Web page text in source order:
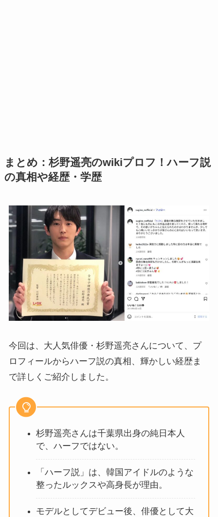
まとめ：杉野遥亮のwikiプロフ！ハーフ説
の真相や経歴・学歴
今回は、大人気俳優・杉野遥亮さんについて、プ
ロフィールからハーフ説の真相、輝かしい経歴ま
で詳しくご紹介しました。
杉野遥亮さんは千葉県出身の純日本人
で、ハーフではない。
「ハーフ説」は、韓国アイドルのような
整ったルックスや高身長が理由。
モデルとしてデビュー後、俳優として大